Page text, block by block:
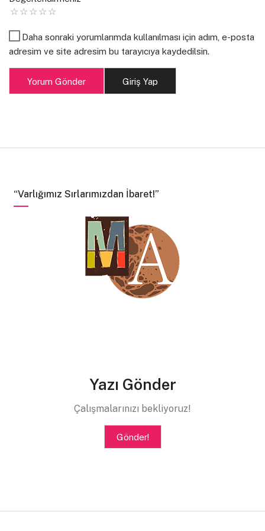
kısmı; hala yazıyor.
Daha sonraki yorumlarımda kullanılması için adım, e-posta
adresim ve site adresim bu tarayıcıya kaydedilsin.
Yorum Gönder Giriş Yap
“Varlığımız Sırlarımızdan İbaret!”
Yazı Gönder
Çalışmalarınızı bekliyoruz!
Gönder!